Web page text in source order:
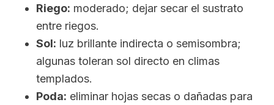
Riego: moderado; dejar secar el sustrato
entre riegos.
Sol: luz brillante indirecta o semisombra;
algunas toleran sol directo en climas
templados.
Poda: eliminar hojas secas o dañadas para